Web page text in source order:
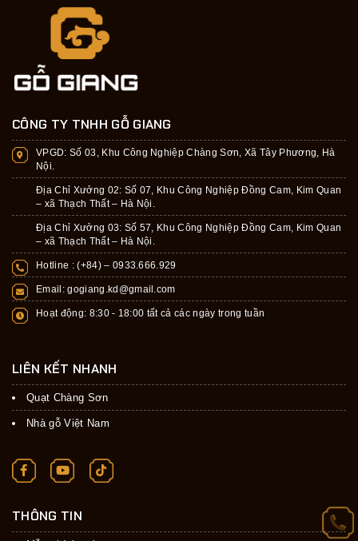
CÔNG TY TNHH GỖ GIANG
VPGD: Số 03, Khu Công Nghiệp Chàng Sơn, Xã Tây Phương, Hà
Nội.
Địa Chỉ Xưởng 02: Số 07, Khu Công Nghiệp Đồng Cam, Kim Quan
– xã Thạch Thất – Hà Nội.
Địa Chỉ Xưởng 03: Số 57, Khu Công Nghiệp Đồng Cam, Kim Quan
– xã Thạch Thất – Hà Nội.
Hotline : (+84) – 0933.666.929
Email:gogiang.kd@gmail.com
Hoạt động: 8:30 - 18:00 tất cả các ngày trong tuần
LIÊN KẾT NHANH
Quạt Chàng Sơn
Nhà gỗ Việt Nam
THÔNG TIN